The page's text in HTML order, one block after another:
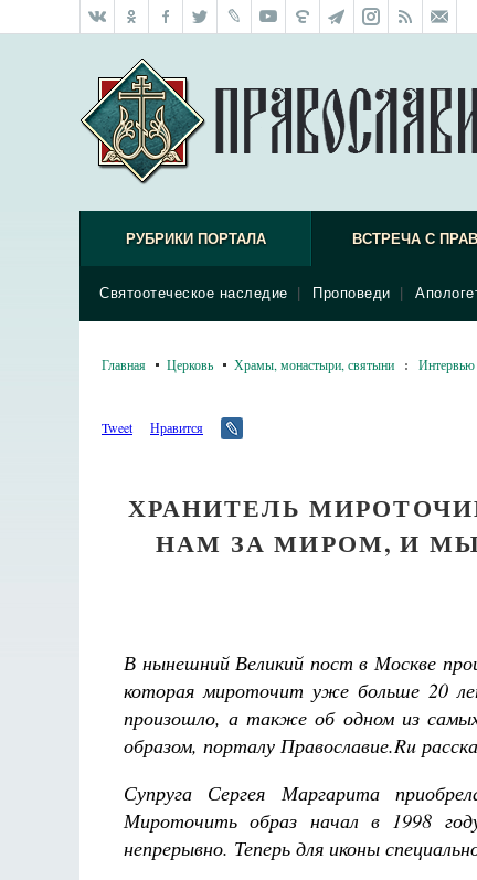
РУБРИКИ ПОРТАЛА ВСТРЕЧА С
Святоотеческое наследие Проповеди
Главная Церковь Храмы, монастыри, святыни : Интервью
Tweet Нравится
ХРАНИТЕЛЬ
НАМ ЗА МИРОМ, И МЫ
В нынешний Великий пост в Москве
которая мироточит уже больше 20
произошло, а также об одном из
образом, порталу Православие.Ru
Супруга Сергея Маргарита
Мироточить образ начал в 1998
непрерывно. Теперь для иконы